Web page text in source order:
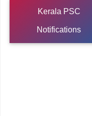
Kerala PSC
Notifications